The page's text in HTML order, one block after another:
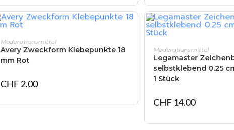
IN DEN WARENKORB
Moderationsmittel
Avery Zweckform Klebepunkte 18
mm Rot
CHF 2.00
IN DEN
Moderationsmittel
Legamaster
selbstklebend 0.25
1 Stück
CHF 14.00